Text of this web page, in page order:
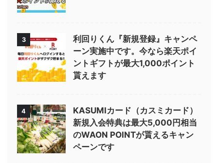
3
利回りくん『新規登録』キャンペ
ーン実施中です。今なら楽天ポイ
ントギフトが最大1,000ポイント
貰えます
4
KASUMIカード（カスミカード）
新規入会特典は最大5,000円相当
のWAON POINTが貰えるキャン
ペーンです